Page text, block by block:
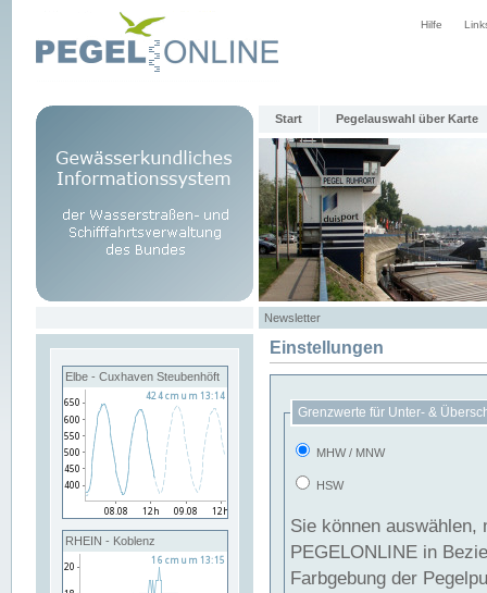
Hilfe
Start Pegelauswahl über Karte
Newsletter
Elbe - Cuxhaven Steubenhöft
RHEIN - Koblenz
Einstellungen
Grenzwerte für Unter- &
MHW / MNW
HSW
Sie können
PEGELONLINE in Beziehung
Farbgebung der